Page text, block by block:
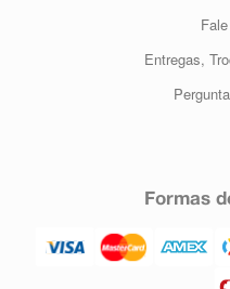
Entregas,
Formas